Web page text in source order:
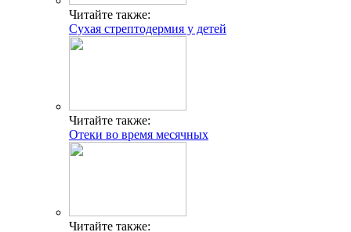
Читайте также:
Сухая стрептодермия у детей
Читайте также:
Отеки во время месячных
Читайте также: